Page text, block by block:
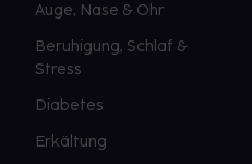
Auge, Nase & Ohr
Beruhigung, Schlaf &
Stress
Diabetes
Erkältung